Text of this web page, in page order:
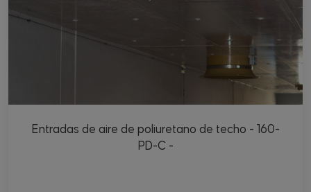
Entradas de aire de poliuretano de techo - 160-
PD-C -